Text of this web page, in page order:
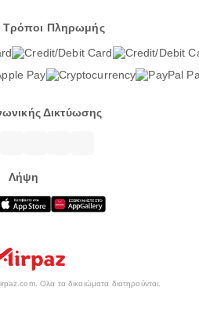
Τρόποι Πληρωμής
Δικτύωσης
Λήψη
Ολα τα δικαιώματα διατηρούνται.